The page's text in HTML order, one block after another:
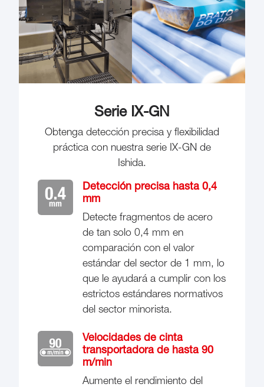
Serie IX-GN
Obtenga detección precisa y flexibilidad
práctica con nuestra serie IX-GN de
Ishida.
Detección precisa hasta 0,4
mm
Detecte fragmentos de acero
de tan solo 0,4 mm en
comparación con el valor
estándar del sector de 1 mm, lo
que le ayudará a cumplir con los
estrictos estándares normativos
del sector minorista.
Velocidades de cinta
transportadora de hasta 90
m/min
Aumente el rendimiento del